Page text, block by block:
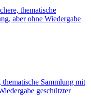
thematische
aber ohne Wiedergabe
Sammlung mit
geschützter